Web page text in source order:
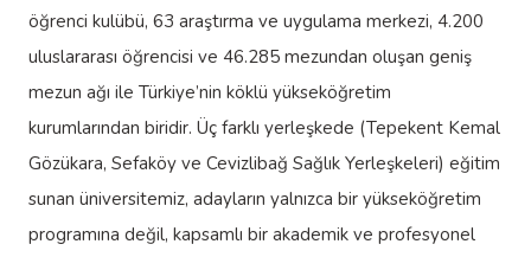
öğrenci kulübü, 63 araştırma ve uygulama merkezi, 4.200
uluslararası öğrencisi ve 46.285 mezundan oluşan geniş
mezun ağı ile Türkiye’nin köklü yükseköğretim
kurumlarından biridir. Üç farklı yerleşkede (Tepekent Kemal
Gözükara, Sefaköy ve Cevizlibağ Sağlık Yerleşkeleri) eğitim
sunan üniversitemiz, adayların yalnızca bir yükseköğretim
programına değil, kapsamlı bir akademik ve profesyonel